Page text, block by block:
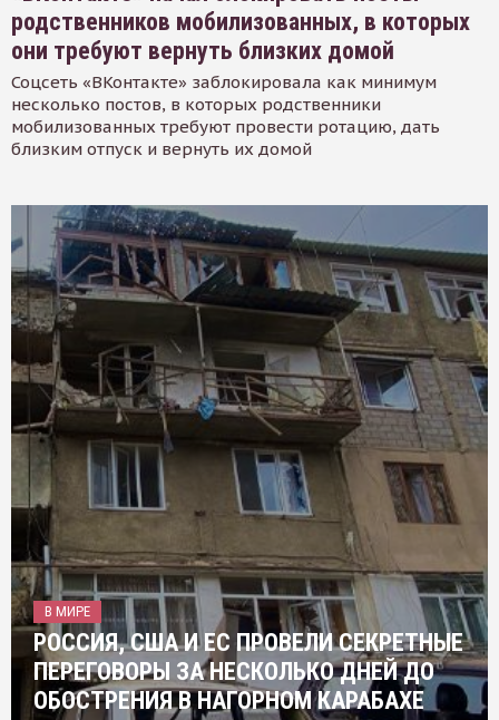
родственников мобилизованных, в которых
они требуют вернуть близких домой
Соцсеть «ВКонтакте» заблокировала как минимум
несколько постов, в которых родственники
мобилизованных требуют провести ротацию, дать
близким отпуск и вернуть их домой
В МИРЕ
РОССИЯ, США И ЕС ПРОВЕЛИ СЕКРЕТНЫЕ
ПЕРЕГОВОРЫ ЗА НЕСКОЛЬКО ДНЕЙ ДО
ОБОСТРЕНИЯ В НАГОРНОМ КАРАБАХЕ